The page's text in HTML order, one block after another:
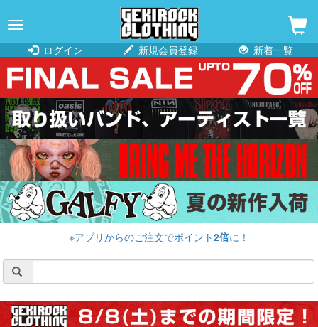
navigation
ログイン
新規会員登録 新着一覧
※アプリからのご注文でポイント2倍に！